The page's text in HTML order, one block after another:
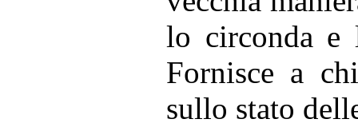
lo circonda e
Fornisce a
sullo stato